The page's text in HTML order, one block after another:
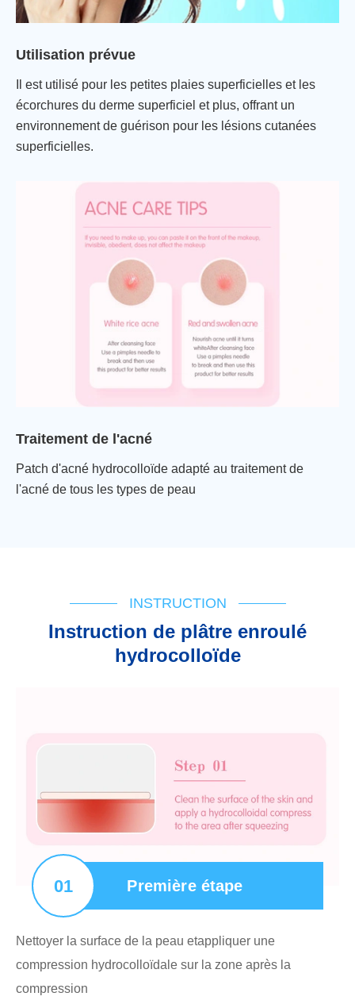
Utilisation prévue
Il est utilisé pour les petites plaies superficielles et les
écorchures du derme superficiel et plus, offrant un
environnement de guérison pour les lésions cutanées
superficielles.
Traitement de l'acné
Patch d'acné hydrocolloïde adapté au traitement de
l'acné de tous les types de peau
INSTRUCTION
Instruction de plâtre enroulé
hydrocolloïde
01 Première étape
Nettoyer la surface de la peau etappliquer une
compression hydrocolloïdale sur la zone après la
compression